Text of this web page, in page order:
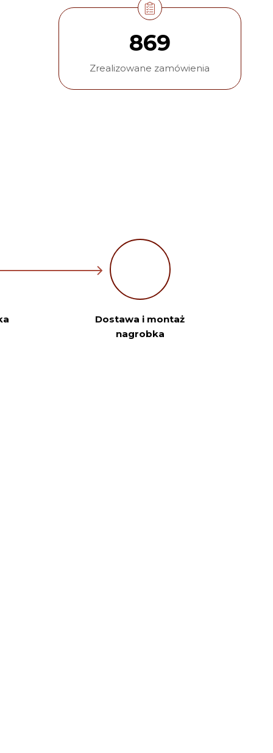
869
Zrealizowane zamówienia
Dostawa i montaż
nagrobka